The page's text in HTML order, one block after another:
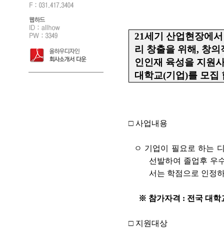
21세기 산업현장에
리 창출을 위해, 창
인인재 육성을 지원
대학교(기업)를 모집
□ 사업내용
ㅇ 기업이 필요로 하는
선발하여 졸업후 우
서는 학점으로 인정
※ 참가자격 : 전국 대
□지원대상